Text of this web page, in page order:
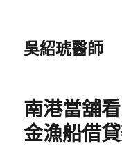
吳紹琥醫師
南港當舖
金漁船借